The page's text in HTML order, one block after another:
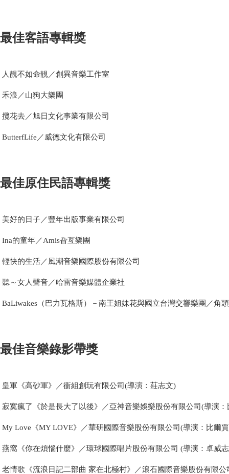
最佳客語專輯獎
人靚不如命靚／創異音樂工作室
禾浪／山狗大樂團
攬花去／旭日文化事業有限公司
ButterfLife／威德文化有限公司
最佳原住民語專輯獎
美好的日子／豐年出版事業有限公司
Ina的童年／Amis旮亙樂團
輕快的生活／風潮音樂國際股份有限公司
聽～女人聲音／哈雷音樂媒體企業社
BaLiwakes（巴力瓦格斯）－南王姐妹花與國立台灣交響樂團／角
最佳音樂錄影帶獎
皇軍《高砂軍》／衝組創玩有限公司(導演：莊志文)
寂寞瘋了《於是長大了以後》／亞神音樂娛樂股份有限公司(導演：
My Love《MY LOVE》／華研國際音樂股份有限公司(導演：比爾
燕窩《你在煩惱什麼》／環球國際唱片股份有限公司 (導演：卓威
老情歌《流浪日記二部曲 家在北極村》／滾石國際音樂股份有限